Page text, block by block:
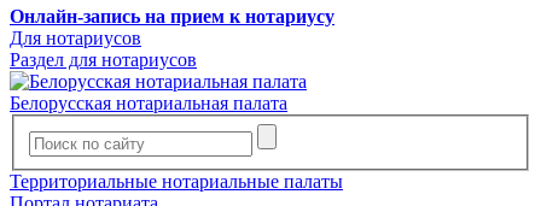
Онлайн-запись на прием к нотариусу
Для нотариусов
Раздел для нотариусов
Белорусская нотариальная палата
Территориальные нотариальные палаты